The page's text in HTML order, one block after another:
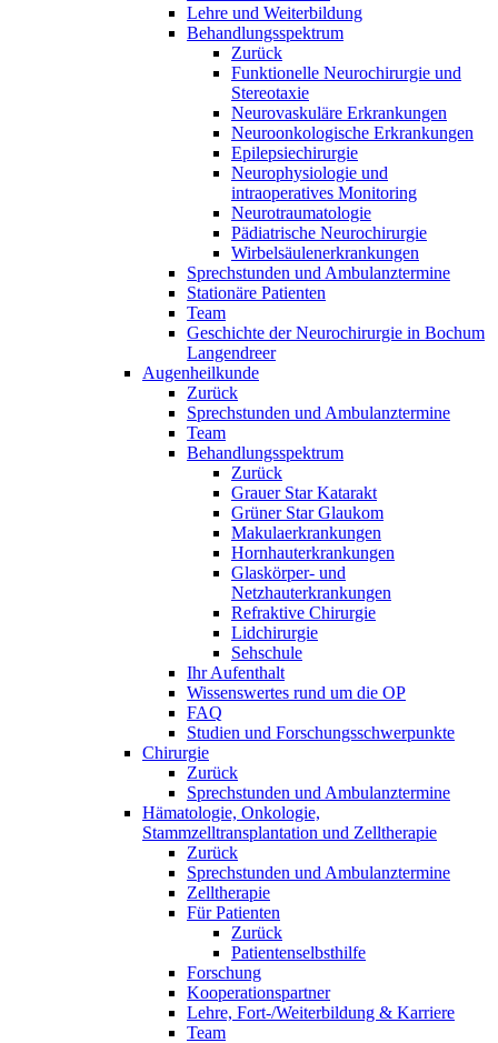
Lehre und Weiterbildung
Behandlungsspektrum
Zurück
Funktionelle Neurochirurgie und
Stereotaxie
Neurovaskuläre Erkrankungen
Neuroonkologische Erkrankungen
Epilepsiechirurgie
Neurophysiologie und
intraoperatives Monitoring
Neurotraumatologie
Pädiatrische Neurochirurgie
Wirbelsäulenerkrankungen
Sprechstunden und Ambulanztermine
Stationäre Patienten
Team
Geschichte der Neurochirurgie in Bochum
Langendreer
Augenheilkunde
Zurück
Sprechstunden und Ambulanztermine
Team
Behandlungsspektrum
Zurück
Grauer Star Katarakt
Grüner Star Glaukom
Makulaerkrankungen
Hornhauterkrankungen
Glaskörper- und
Netzhauterkrankungen
Refraktive Chirurgie
Lidchirurgie
Sehschule
Ihr Aufenthalt
Wissenswertes rund um die OP
FAQ
Studien und Forschungsschwerpunkte
Chirurgie
Zurück
Sprechstunden und Ambulanztermine
Hämatologie, Onkologie,
Stammzelltransplantation und Zelltherapie
Zurück
Sprechstunden und Ambulanztermine
Zelltherapie
Für Patienten
Zurück
Patientenselbsthilfe
Forschung
Kooperationspartner
Lehre, Fort-/Weiterbildung & Karriere
Team